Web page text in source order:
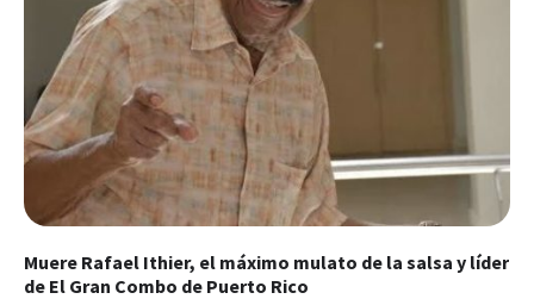
Muere Rafael Ithier, el máximo mulato de la salsa y líder
de El Gran Combo de Puerto Rico